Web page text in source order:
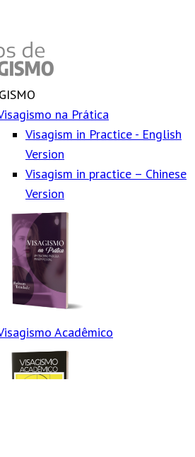
na Prática
Visagism in Practice - English
Version
Visagism in practice – Chinese
Version
Acadêmico